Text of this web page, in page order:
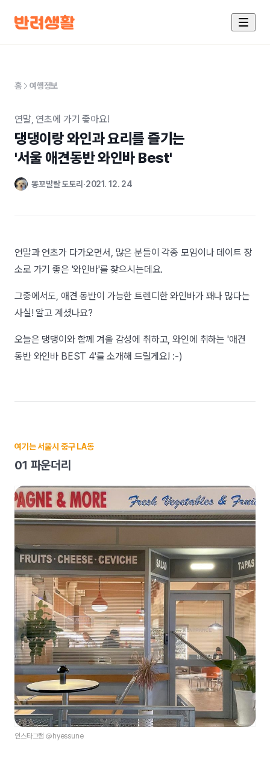
홈 여행정보
연말, 연초에 가기 좋아요!
댕댕이랑 와인과 요리를 즐기는
'서울 애견동반 와인바 Best'
똥꼬발랄 도토리 2021. 12. 24
연말과 연초가 다가오면서, 많은 분들이 각종 모임이나 데이트 장
소로 가기 좋은 '와인바'를 찾으시는데요.
그중에서도, 애견 동반이 가능한 트렌디한 와인바가 꽤나 많다는
사실! 알고 계셨나요?
오늘은 댕댕이와 함께 겨울 감성에 취하고, 와인에 취하는 '애견
동반 와인바 BEST 4'를 소개해 드릴게요! :-)
여기는 서울시 중구 LA동
01 파운더리
인스타그램 @hyessune